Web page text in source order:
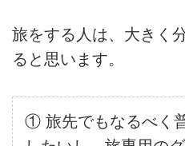
旅をする人は、大きく
ると思います。
① 旅先でもなるべく